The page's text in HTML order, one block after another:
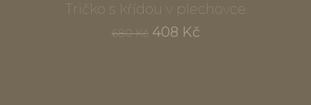
Tričko s křídou v plechovce
680 Kč 408 Kč